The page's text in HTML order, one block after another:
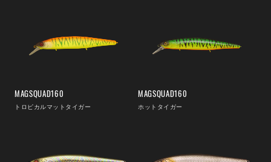
MAGSQUAD160
トロピカルマットタイガー
MAGSQUAD160
ホットタイガー